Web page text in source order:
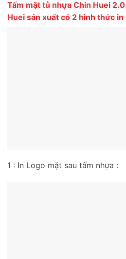
Tấm mặt tủ nhựa Chin Huei
Huei sản xuất có 2 hình thức
1 : In Logo mặt sau tấm nhựa :